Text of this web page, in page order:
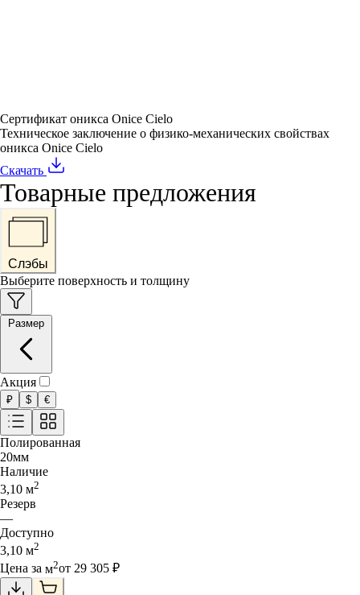
Сертификат оникса Onice Cielo
Техническое заключение о физико-механических свойствах
оникса Onice Cielo
Скачать
Товарные предложения
Слэбы
Выберите поверхность и толщину
Акция
₽ $ €
Полированная
20мм
Наличие
3,10 м2
Резерв
—
Доступно
3,10 м2
Цена за м2от 29 305 ₽